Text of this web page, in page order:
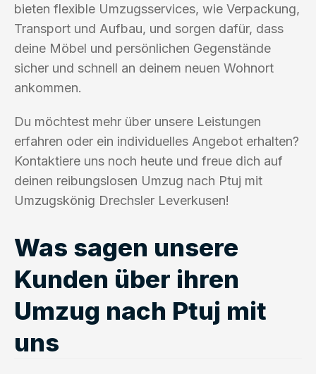
bieten flexible Umzugsservices, wie Verpackung,
Transport und Aufbau, und sorgen dafür, dass
deine Möbel und persönlichen Gegenstände
sicher und schnell an deinem neuen Wohnort
ankommen.
Du möchtest mehr über unsere Leistungen
erfahren oder ein individuelles Angebot erhalten?
Kontaktiere uns noch heute und freue dich auf
deinen reibungslosen Umzug nach Ptuj mit
Umzugskönig Drechsler Leverkusen!
Was sagen unsere
Kunden über ihren
Umzug nach Ptuj mit
uns